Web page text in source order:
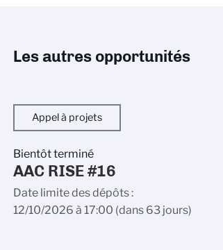
Les autres opportunités
Appel à projets
Bientôt terminé
AAC RISE #16
Date limite des dépôts
12/10/2026 à 17:00 (dans 63 jours)